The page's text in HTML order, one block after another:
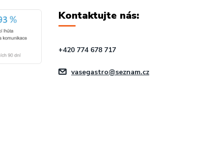
Kontaktujte nás:
+420 774 678 717
vasegastro@seznam.cz